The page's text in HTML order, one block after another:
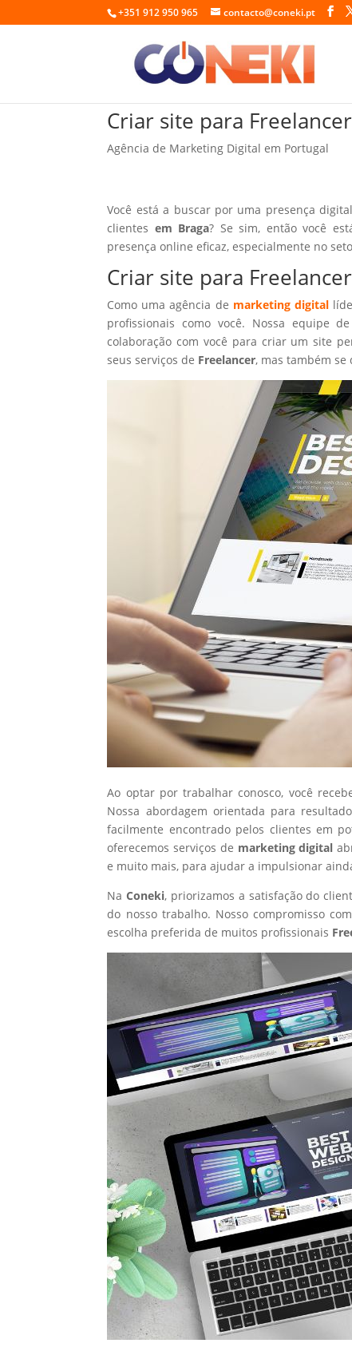
+351 912 950 965 contacto@coneki.pt
Criar site para
Agência de Marketing Digital em Portugal
Você está a buscar por uma presença
clientes em Braga? Se sim, então você
presença online eficaz, especialmente no
Criar site para
Como uma agência de marketing digital
profissionais como você. Nossa equipe
colaboração com você para criar um site
seus serviços de Freelancer, mas também
Ao optar por trabalhar conosco, você
Nossa abordagem orientada para
facilmente encontrado pelos clientes em
oferecemos serviços de marketing digital
e muito mais, para ajudar a impulsionar
NaConeki, priorizamos a satisfação do
do nosso trabalho. Nosso compromisso
escolha preferida de muitos profissionais